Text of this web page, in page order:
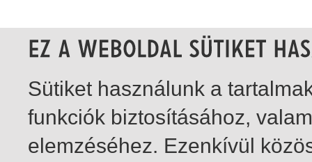
Sütiket használunk a
funkciók biztosításához,
elemzéséhez. Ezenkívül